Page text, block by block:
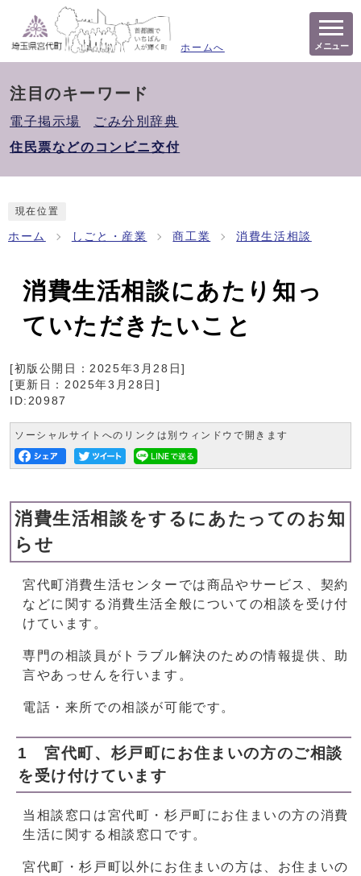
ホームへ メニュー
注目のキーワード
電子掲示場
ごみ分別辞典
住民票などのコンビニ交付
現在位置
ホーム しごと・産業 商工業 消費生活相談
消費生活相談にあたり知っ
ていただきたいこと
[初版公開日：2025年3月28日]
[更新日： 2025年3月28日 ]
ID:20987
ソーシャルサイトへのリンクは別ウィンドウで開きます
消費生活相談をするにあたってのお知
らせ
宮代町消費生活センターでは商品やサービス、契約
などに関する消費生活全般についての相談を受け付
けています。
専門の相談員がトラブル解決のための情報提供、助
言やあっせんを行います。
電話・来所での相談が可能です。
1 宮代町、杉戸町にお住まいの方のご相談
を受け付けています
当相談窓口は宮代町・杉戸町にお住まいの方の消費
生活に関する相談窓口です。
宮代町・杉戸町以外にお住まいの方は、お住まいの